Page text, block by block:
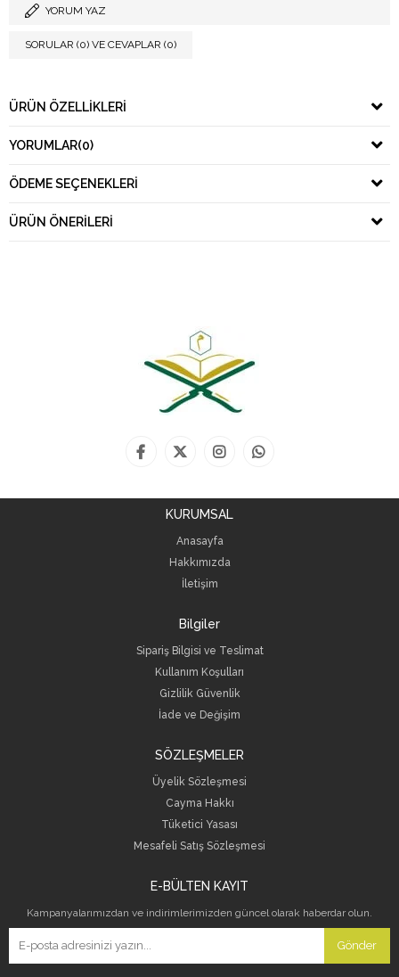
YORUM YAZ
SORULAR (0) VE CEVAPLAR (0)
ÜRÜN ÖZELLIKLERI
YORUMLAR(0)
ÖDEME SEÇENEKLERI
ÜRÜN ÖNERILERI
KURUMSAL
Anasayfa
Hakkımızda
İletişim
Bilgiler
Sipariş Bilgisi ve Teslimat
Kullanım Koşulları
Gizlilik Güvenlik
İade ve Değişim
SÖZLEŞMELER
Üyelik Sözleşmesi
Cayma Hakkı
Tüketici Yasası
Mesafeli Satış Sözleşmesi
E-BÜLTEN KAYIT
Kampanyalarımızdan ve indirimlerimizden güncel olarak haberdar olun.
Gönder